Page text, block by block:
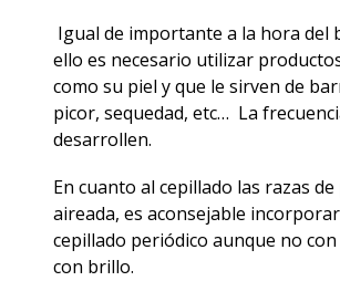
Igual de importante a la hora del
ello es necesario utilizar
como su piel y que le sirven de
picor, sequedad, etc… La
desarrollen.
En cuanto al cepillado las razas
aireada, es aconsejable
cepillado periódico aunque no
con brillo.